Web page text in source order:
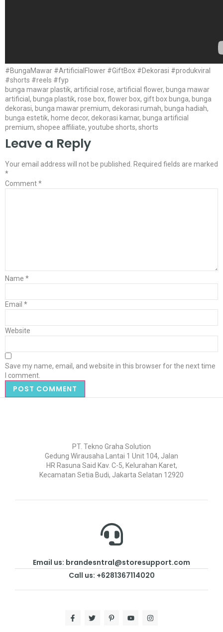
#BungaMawar #ArtificialFlower #GiftBox #Dekorasi #produkviral
#shorts #reels #fyp
bunga mawar plastik, artificial rose, artificial flower, bunga mawar
artificial, bunga plastik, rose box, flower box, gift box bunga, bunga
dekorasi, bunga mawar premium, dekorasi rumah, bunga hadiah,
bunga estetik, home decor, dekorasi kamar, bunga artificial
premium, shopee affiliate, youtube shorts, shorts
Leave a Reply
Your email address will not be published.
Required fields are marked
*
Comment*
Name *
Email *
Website
Save my name, email, and website in this browser for the next time
I comment.
PT. Tekno Graha Solution
Gedung Wirausaha Lantai 1 Unit 104, Jalan
HR Rasuna Said Kav. C-5, Kelurahan Karet,
Kecamatan Setia Budi, Jakarta Selatan 12920
Email us: brandesntral@storesupport.com
Call us: +6281367114020